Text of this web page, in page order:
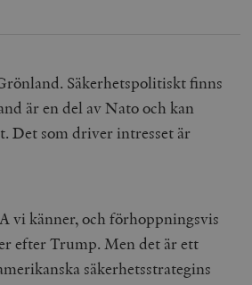
Säkerhetspolitiskt finns
är en del av Nato och kan
Det som driver intresset är
vi känner, och förhoppningsvis
efter Trump. Men det är ett
säkerhetsstrategins